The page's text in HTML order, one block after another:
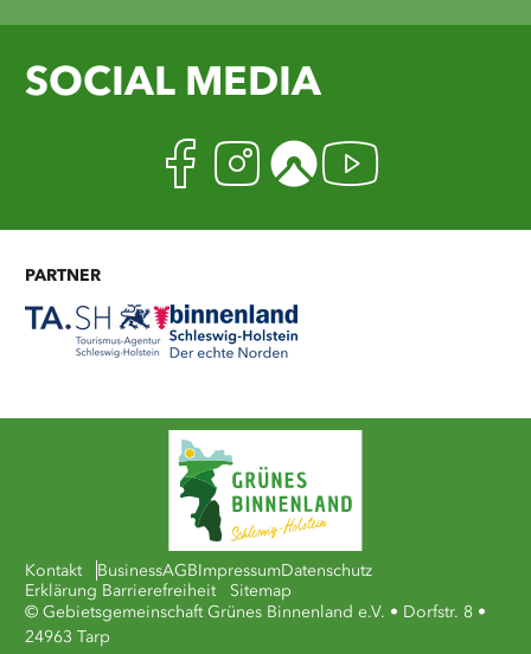
SOCIAL MEDIA
Facebook
Instagram
Komoot
PARTNER
Kontakt BusinessAGB ImpressumDatenschutz
Erklärung Barrierefreiheit
Sitemap
© Gebietsgemeinschaft Grünes Binnenland e.V. • Dorfstr. 8 •
24963 Tarp